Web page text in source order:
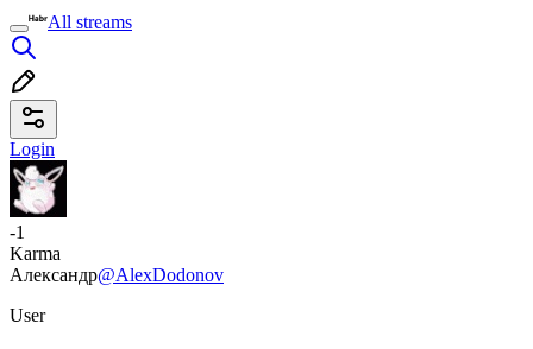
All streams
Login
-1
Karma
Александр@AlexDodonov
User